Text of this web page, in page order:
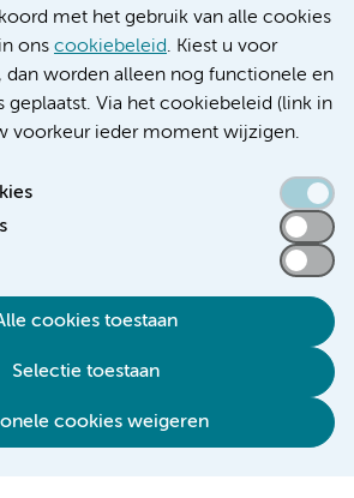
met het gebruik van alle cookies
ons cookiebeleid. Kiest u voor
dan worden alleen nog functionele en
geplaatst. Via het cookiebeleid (link in
voorkeur ieder moment wijzigen.
cookies toestaan
Selectie toestaan
cookies weigeren